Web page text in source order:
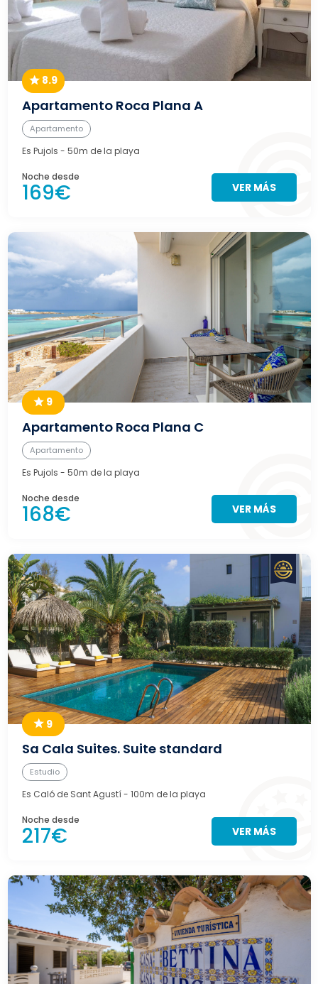
8.9
Apartamento Roca Plana A
Apartamento
Es Pujols - 50m de la playa
Noche desde
169€ VER MÁS
9
Apartamento Roca Plana C
Apartamento
Es Pujols - 50m de la playa
Noche desde
168€ VER MÁS
9
Sa Cala Suites. Suite standard
Estudio
Es Caló de Sant Agustí- 100m de la playa
Noche desde
217€ VER MÁS